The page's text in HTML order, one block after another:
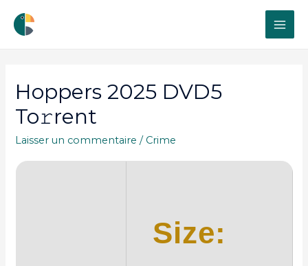
Hoppers 2025 DVD5
To𝚛rent
Laisser un commentaire / Crime
Size: